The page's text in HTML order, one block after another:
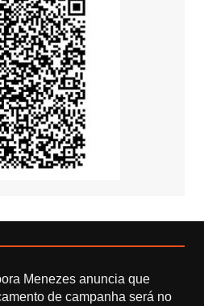
Menezes anuncia que
de campanha será no